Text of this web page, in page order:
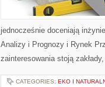
jednocześnie doceniają
Analizy i Prognozy i Rynek
zainteresowania stoją
CATEGORIES: EKO I